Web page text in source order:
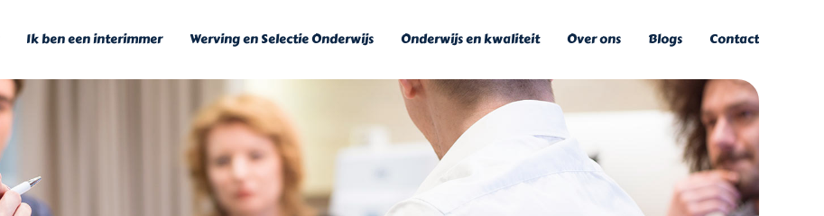
Ik ben een interimmer Werving en Selectie Onderwijs Onderwijs en kwaliteit Over ons Blogs Contact